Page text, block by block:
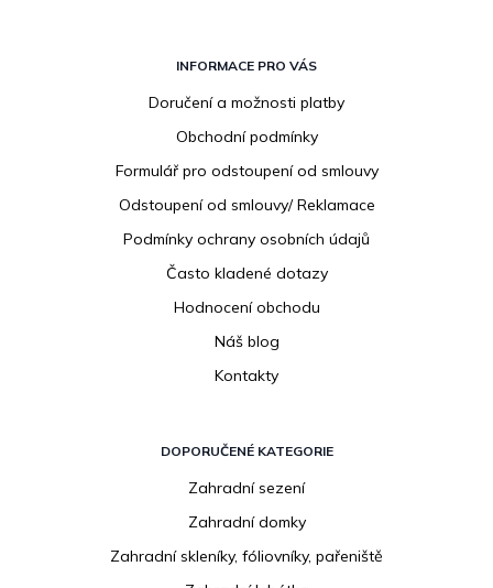
INFORMACE PRO VÁS
Doručení a možnosti platby
Obchodní podmínky
Formulář pro odstoupení od smlouvy
Odstoupení od smlouvy/ Reklamace
Podmínky ochrany osobních údajů
Často kladené dotazy
Hodnocení obchodu
Náš blog
Kontakty
DOPORUČENÉ KATEGORIE
Zahradní sezení
Zahradní domky
Zahradní skleníky, fóliovníky, pařeniště